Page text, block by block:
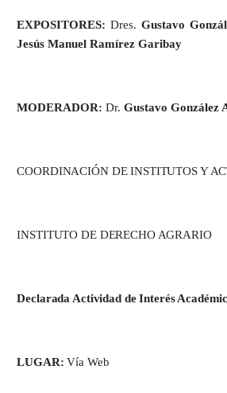
EXPOSITORES:Dres. Gustavo
Jesús Manuel Ramírez Garibay
MODERADOR:Dr.Gustavo González
COORDINACIÓN DE INSTITUTOS Y
INSTITUTO DE DERECHO AGRARIO
Declarada Actividad de Interés
LUGAR:Vía Web